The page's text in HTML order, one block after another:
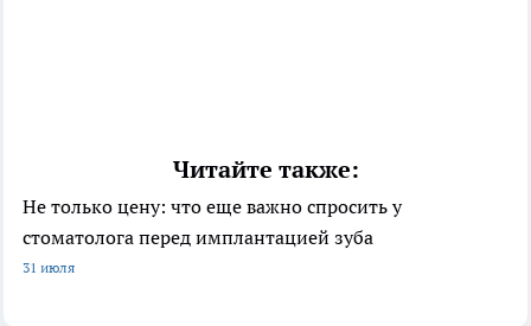
Читайте также:
Не только цену: что еще важно спросить у
стоматолога перед имплантацией зуба
31 июля